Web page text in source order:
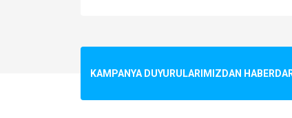
Ürün resmi kalitesiz, bozuk veya
KAMPANYA DUYURULARIMIZDAN